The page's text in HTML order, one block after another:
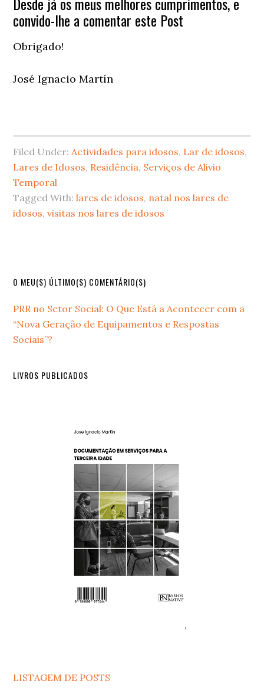
convido-lhe a comentar este Post
Obrigado!
José Ignacio Martín
Filed Under:Actividades para idosos, Lar de idosos,
Lares de Idosos, Residência, Serviços de Alivio
Temporal
Tagged With:lares de idosos, natal nos lares de
idosos,visitas nos lares de idosos
Primary
Sidebar
O MEU(S) ÚLTIMO(S) COMENTÁRIO(S)
PRR no Setor Social: O Que Está a Acontecer com a
“Nova Geração de Equipamentos e Respostas
Sociais”?
LIVROS PUBLICADOS
LISTAGEM DE POSTS